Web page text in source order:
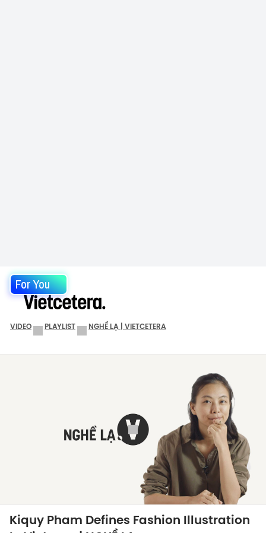
For You
VIDEO PLAYLIST NGHỀ LẠ | VIETCETERA
Kiquy Pham Defines Fashion Illustration